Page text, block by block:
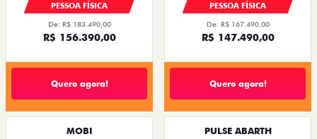
PESSOA FÍSICA
De: R$ 183.490,00
R$ 156.390,00
Quero agora!
PESSOA FÍSICA
De: R$ 167.490,00
R$ 147.490,00
Quero agora!
MOBI PULSE ABARTH